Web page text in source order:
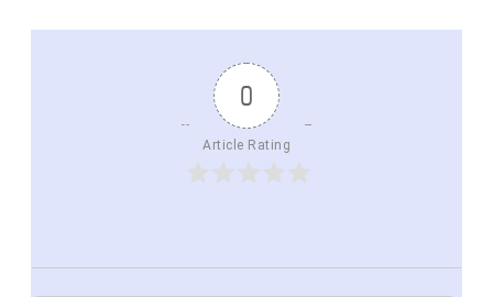
0
Article Rating